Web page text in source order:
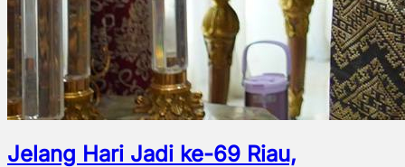
Jelang Hari Jadi ke-69 Riau,